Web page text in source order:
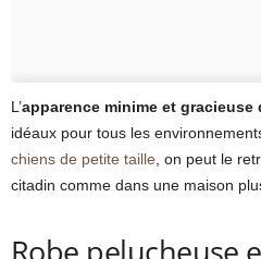
L’apparence minime et
idéaux pour tous les
chiens de petite taille , on peut le
citadin comme dans une maison
Robe pelucheuse